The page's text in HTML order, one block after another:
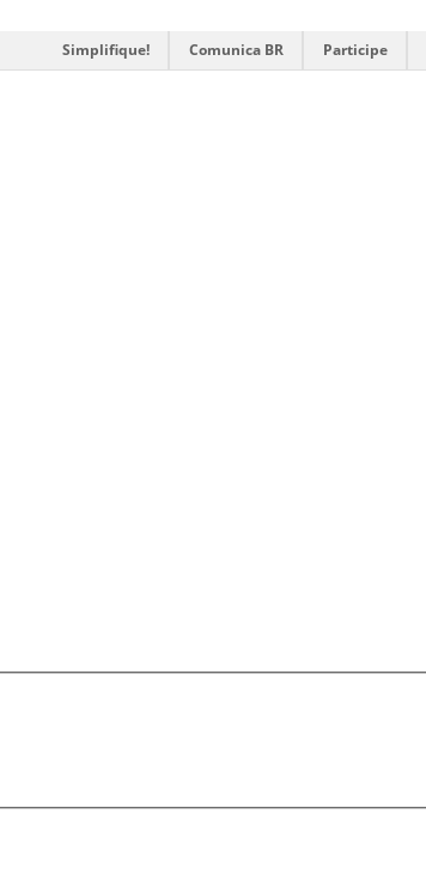
Simplifique! Comunica BR Participe